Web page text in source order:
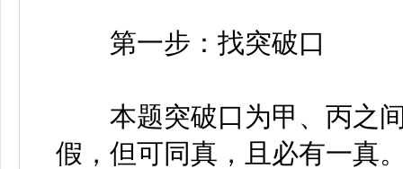
第一步：找突破口
本题突破口为甲、丙之间
假，但可同真，且必有一真